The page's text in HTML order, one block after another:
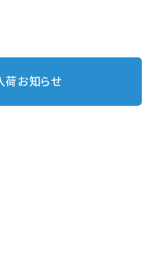
お知らせ